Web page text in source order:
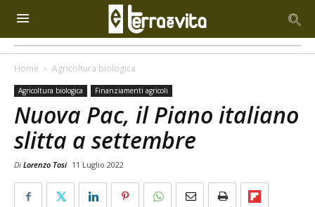
Home Agricoltura biologica
Agricoltura biologica Finanziamenti agricoli
Nuova Pac, il Piano italiano
slitta a settembre
Di Lorenzo Tosi 11 Luglio 2022